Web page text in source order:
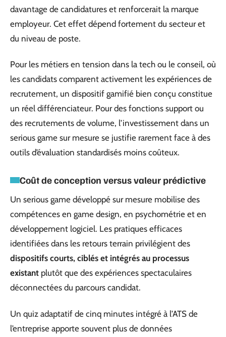
davantage de candidatures et renforcerait la marque
employeur. Cet effet dépend fortement du secteur et
du niveau de poste.
Pour les métiers en tension dans la tech ou le conseil, où
les candidats comparent activement les expériences de
recrutement, un dispositif gamifié bien conçu constitue
un réel différenciateur. Pour des fonctions support ou
des recrutements de volume, l’investissement dans un
serious game sur mesure se justifie rarement face à des
outils d’évaluation standardisés moins coûteux.
Coût de conception versus valeur prédictive
Un serious game développé sur mesure mobilise des
compétences en game design, en psychométrie et en
développement logiciel. Les pratiques efficaces
identifiées dans les retours terrain privilégient des
dispositifs courts, ciblés et intégrés au processus
existant plutôt que des expériences spectaculaires
déconnectées du parcours candidat.
Un quiz adaptatif de cinq minutes intégré à l’ATS de
l’entreprise apporte souvent plus de données